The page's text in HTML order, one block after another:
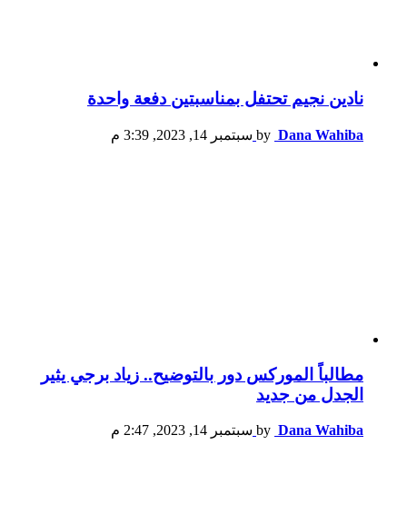
نادين نجيم تحتفل بمناسبتين دفعة واحدة
by Dana Wahiba سبتمبر 14, 2023, 3:39 م
مطالباً الموركس دور بالتوضيح.. زياد برجي يثير
الجدل من جديد
by Dana Wahiba سبتمبر 14, 2023, 2:47 م